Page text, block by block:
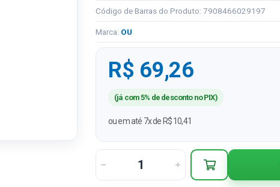
Código de Barras do Produto: 7908466029197
Marca: OU
R$ 69,26
(já com 5% de desconto no PIX)
ou em até 7x de R$ 10,41